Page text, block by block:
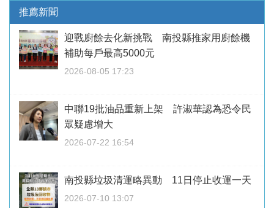
推薦新聞
迎戰廚餘去化新挑戰 南投縣推家用廚餘機
補助每戶最高5000元
2026-08-05 17:23
中聯19批油品重新上架 許淑華認為恐令民
眾疑慮增大
2026-07-22 16:54
南投縣垃圾清運略異動 11日停止收運一天
2026-07-10 13:07